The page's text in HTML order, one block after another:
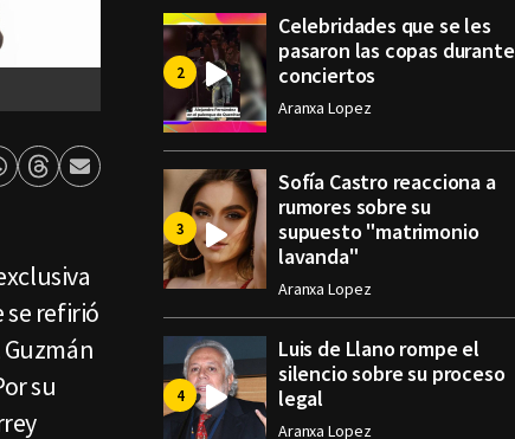
ThreadsEnviar
se refirió
su
Celebridades que se les
pasaron las copas durante
conciertos
Aranxa Lopez
Sofía Castro reacciona a
rumores sobre su
supuesto "matrimonio
lavanda"
Aranxa Lopez
Luis de Llano rompe el
silencio sobre su proceso
legal
Aranxa Lopez